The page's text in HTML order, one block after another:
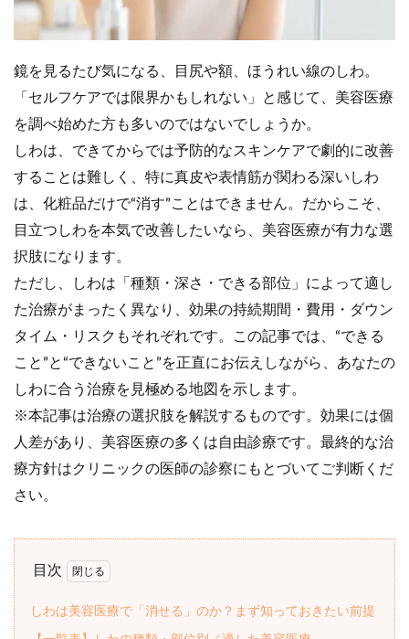
鏡を見るたび気になる、目尻や額、ほうれい線のしわ。
「セルフケアでは限界かもしれない」と感じて、美容医療
を調べ始めた方も多いのではないでしょうか。
しわは、できてからでは予防的なスキンケアで劇的に改善
することは難しく、特に真皮や表情筋が関わる深いしわ
は、化粧品だけで“消す”ことはできません。だからこそ、
目立つしわを本気で改善したいなら、美容医療が有力な選
択肢になります。
ただし、しわは「種類・深さ・できる部位」によって適し
た治療がまったく異なり、効果の持続期間・費用・ダウン
タイム・リスクもそれぞれです。この記事では、“できる
こと”と“できないこと”を正直にお伝えしながら、あなたの
しわに合う治療を見極める地図を示します。
※本記事は治療の選択肢を解説するものです。効果には個
人差があり、美容医療の多くは自由診療です。最終的な治
療方針はクリニックの医師の診察にもとづいてご判断くだ
さい。
目次
しわは美容医療で「消せる」のか？まず知っておきたい前提